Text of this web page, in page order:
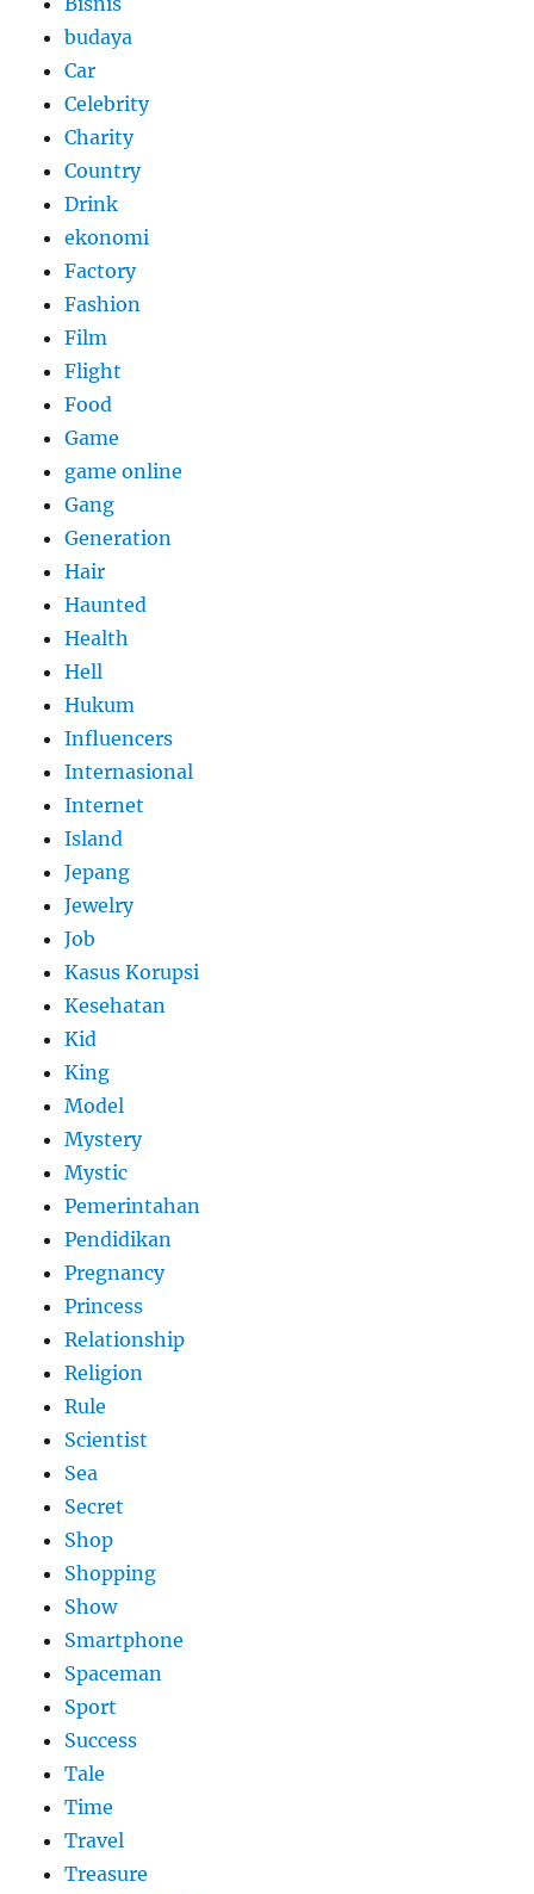
budaya
Car
Celebrity
Charity
Country
Drink
ekonomi
Factory
Fashion
Film
Flight
Food
Game
game online
Gang
Generation
Hair
Haunted
Health
Hell
Hukum
Influencers
Internasional
Internet
Island
Jepang
Jewelry
Job
Kasus Korupsi
Kesehatan
Kid
King
Model
Mystery
Mystic
Pemerintahan
Pendidikan
Pregnancy
Princess
Relationship
Religion
Rule
Scientist
Sea
Secret
Shop
Shopping
Show
Smartphone
Spaceman
Sport
Success
Tale
Time
Travel
Treasure